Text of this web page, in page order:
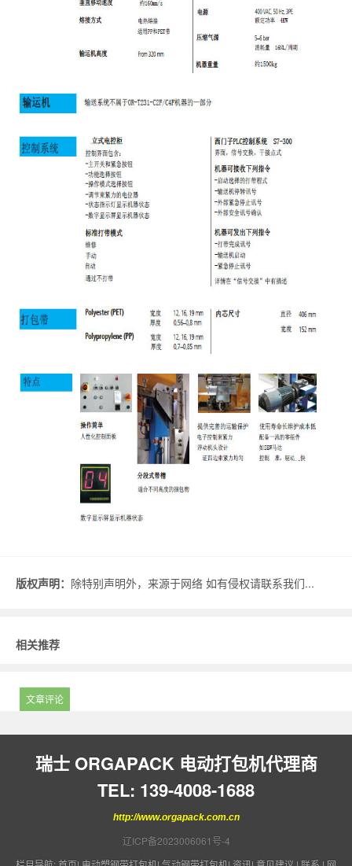
版权声明： 除特别声明外，来源于网络 如有侵权请联系我们...
相关推荐
文章评论
瑞士 ORGAPACK 电动打包机代理商
TEL: 139-4008-1688
http://www.orgapack.com.cn
辽ICP备2023006061号-4